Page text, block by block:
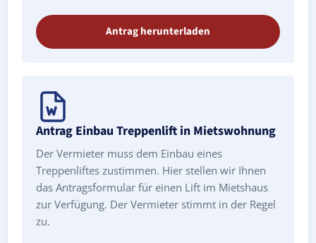
Antrag herunterladen
Antrag Einbau Treppenlift in Mietswohnung
Der Vermieter muss dem Einbau eines
Treppenliftes zustimmen. Hier stellen wir Ihnen
das Antragsformular für einen Lift im Mietshaus
zur Verfügung. Der Vermieter stimmt in der Regel
zu.